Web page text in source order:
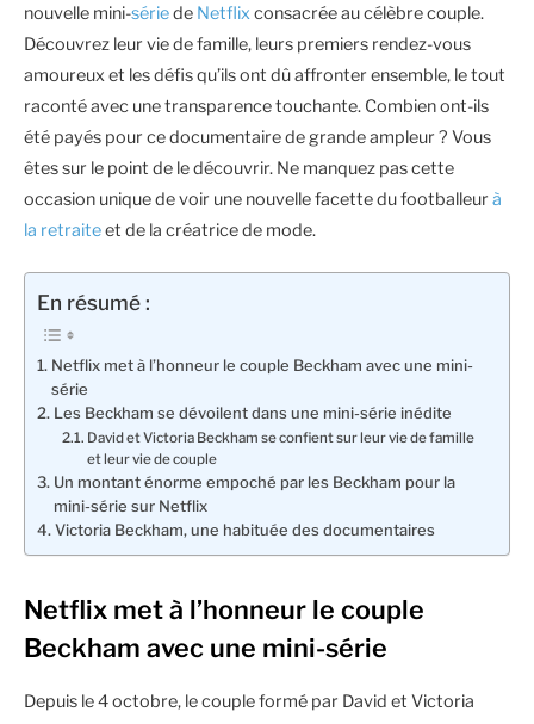
nouvelle mini-sériede Netflixconsacrée au célèbre couple.
Découvrez leur vie de famille, leurs premiers rendez-vous
amoureux et les défis qu’ils ont dû affronter ensemble, le tout
raconté avec une transparence touchante. Combien ont-ils
été payés pour ce documentaire de grande ampleur ? Vous
êtes sur le point de le découvrir. Ne manquez pas cette
occasion unique de voir une nouvelle facette du footballeur à
la retraiteet de la créatrice de mode.
En résumé :
Netflix met à l’honneur le couple Beckham avec une mini-
série
Les Beckham se dévoilent dans une mini-série inédite
David et Victoria Beckham se confient sur leur vie de famille
et leur vie de couple
Un montant énorme empoché par les Beckham pour la
mini-série sur Netflix
Victoria Beckham, une habituée des documentaires
Netflix met à l’honneur le couple
Beckham avec une mini-série
Depuis le 4 octobre, le couple formé par David et Victoria